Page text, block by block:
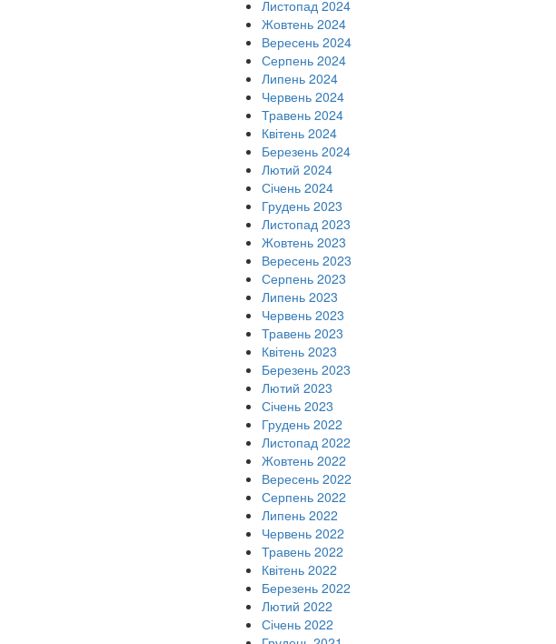
Листопад 2024
Жовтень 2024
Вересень 2024
Серпень 2024
Липень 2024
Червень 2024
Травень 2024
Квітень 2024
Березень 2024
Лютий 2024
Січень 2024
Грудень 2023
Листопад 2023
Жовтень 2023
Вересень 2023
Серпень 2023
Липень 2023
Червень 2023
Травень 2023
Квітень 2023
Березень 2023
Лютий 2023
Січень 2023
Грудень 2022
Листопад 2022
Жовтень 2022
Вересень 2022
Серпень 2022
Липень 2022
Червень 2022
Травень 2022
Квітень 2022
Березень 2022
Лютий 2022
Січень 2022